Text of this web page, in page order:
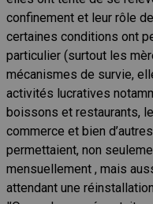
confinement et leur rôle
certaines conditions ont
particulier (surtout les
mécanismes de survie,
activités lucratives
boissons et restaurants,
commerce et bien
permettaient, non
mensuellement , mais
attendant une